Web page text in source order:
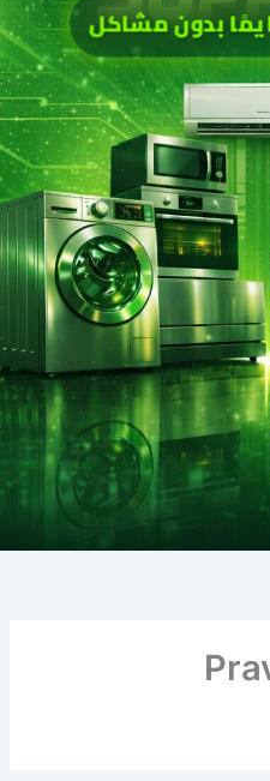
بدون مشاكل